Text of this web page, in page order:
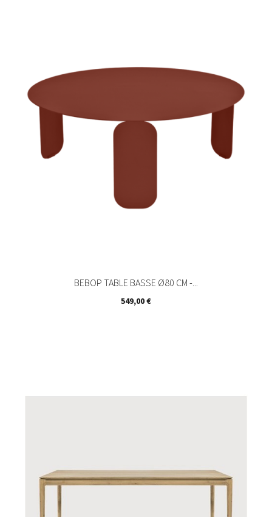
BEBOP TABLE BASSE Ø80 CM -...
Prix
549,00 €